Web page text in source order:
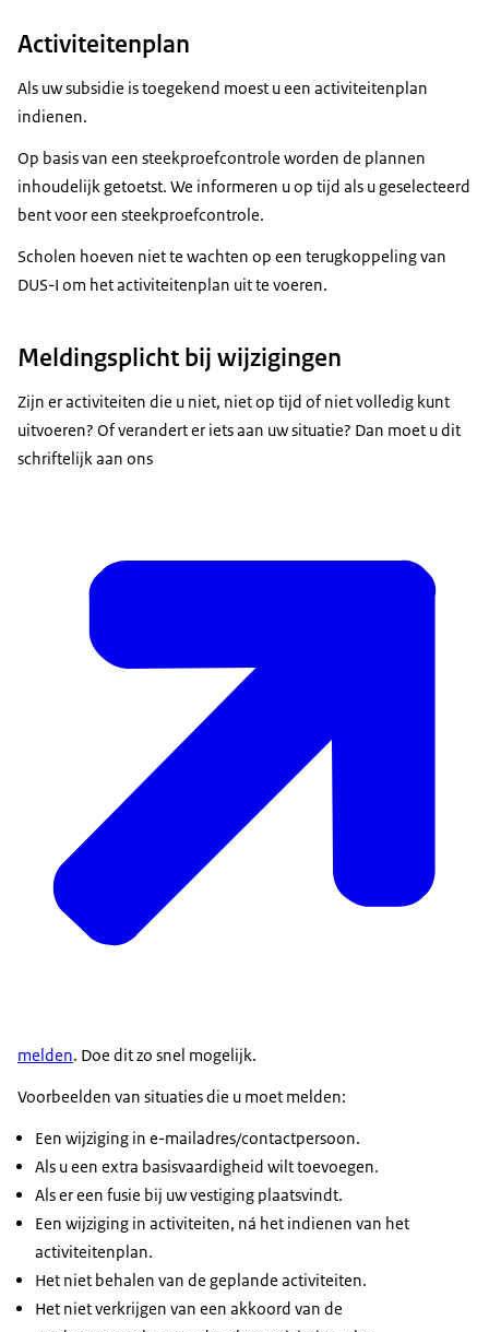
Activiteitenplan
Als uw subsidie is toegekend moest u een activiteitenplan
indienen.
Op basis van een steekproefcontrole worden de plannen
inhoudelijk getoetst. We informeren u op tijd als u geselecteerd
bent voor een steekproefcontrole.
Scholen hoeven niet te wachten op een terugkoppeling van
DUS-I om het activiteitenplan uit te voeren.
Meldingsplicht bij wijzigingen
Zijn er activiteiten die u niet, niet op tijd of niet volledig kunt
uitvoeren? Of verandert er iets aan uw situatie? Dan moet u dit
schriftelijk aan ons
melden. Doe dit zo snel mogelijk.
Voorbeelden van situaties die u moet melden:
Een wijziging in e-mailadres/contactpersoon.
Als u een extra basisvaardigheid wilt toevoegen.
Als er een fusie bij uw vestiging plaatsvindt.
Een wijziging in activiteiten, ná het indienen van het
activiteitenplan.
Het niet behalen van de geplande activiteiten.
Het niet verkrijgen van een akkoord van de